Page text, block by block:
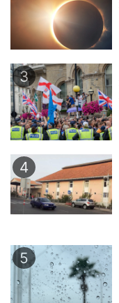
3
4
5